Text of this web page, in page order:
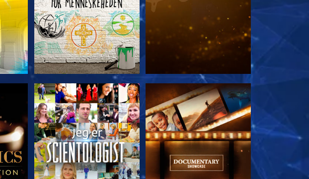
UDFORSK SERIEN UDFORSK SERIEN